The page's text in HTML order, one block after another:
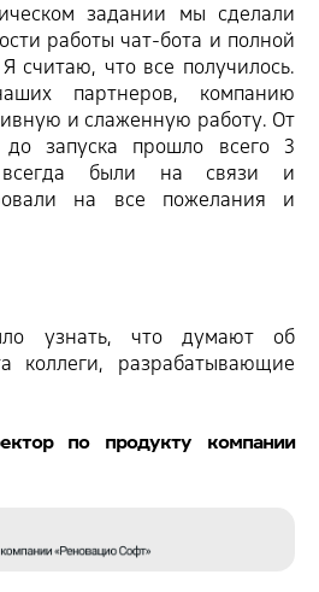
задании мы сделали
работы чат-бота и полной
считаю, что все получилось.
партнеров, компанию
и слаженную работу. От
до запуска прошло всего 3
всегда были на связи и
на все пожелания и
узнать, что думают об
коллеги, разрабатывающие
по продукту компании